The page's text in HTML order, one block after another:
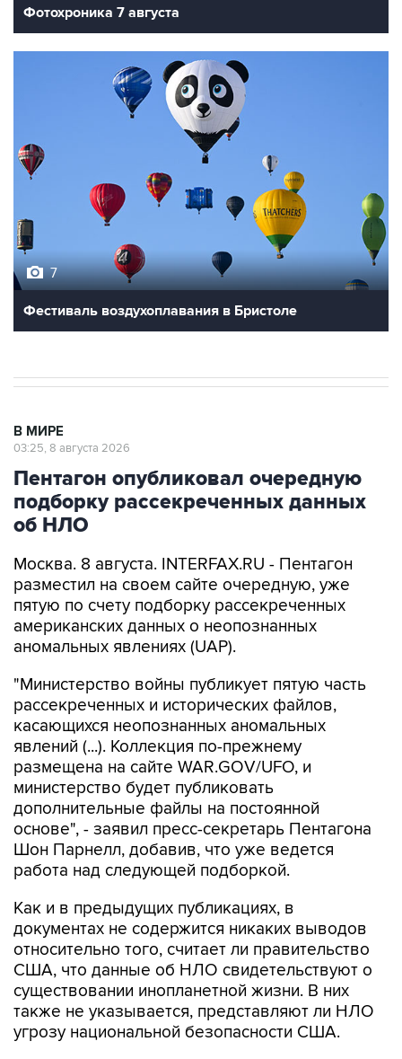
Фотохроника 7 августа
7
Фестиваль воздухоплавания в Бристоле
В МИРЕ
03:25, 8 августа 2026
Пентагон опубликовал очередную
подборку рассекреченных данных
об НЛО
Москва. 8 августа. INTERFAX.RU - Пентагон
разместил на своем сайте очередную, уже
пятую по счету подборку рассекреченных
американских данных о неопознанных
аномальных явлениях (UAP).
"Министерство войны публикует пятую часть
рассекреченных и исторических файлов,
касающихся неопознанных аномальных
явлений (...). Коллекция по-прежнему
размещена на сайте WAR.GOV/UFO, и
министерство будет публиковать
дополнительные файлы на постоянной
основе", - заявил пресс-секретарь Пентагона
Шон Парнелл, добавив, что уже ведется
работа над следующей подборкой.
Как и в предыдущих публикациях, в
документах не содержится никаких выводов
относительно того, считает ли правительство
США, что данные об НЛО свидетельствуют о
существовании инопланетной жизни. В них
также не указывается, представляют ли НЛО
угрозу национальной безопасности США.